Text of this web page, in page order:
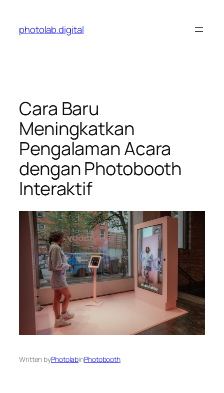
content
photolab.digital
Cara Baru
Meningkatkan
Pengalaman Acara
dengan Photobooth
Interaktif
Written byPhotolabinPhotobooth